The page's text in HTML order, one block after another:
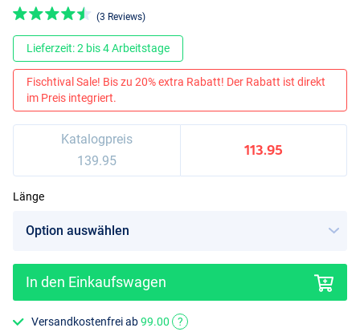
(3 Reviews)
Lieferzeit: 2 bis 4 Arbeitstage
Fischtival Sale! Bis zu 20% extra Rabatt! Der Rabatt ist direkt
im Preis integriert.
Katalogpreis
139.95
113.95
Länge
In den Einkaufswagen
Versandkostenfrei ab99.00
?